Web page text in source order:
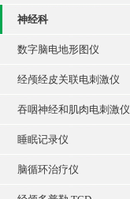
神经科
数字脑电地形图仪
经颅经皮关联电刺激仪
吞咽神经和肌肉电刺激仪
睡眠记录仪
脑循环治疗仪